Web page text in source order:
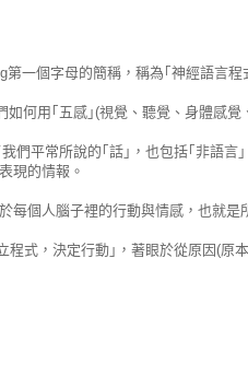
一個字母的簡稱，稱為｢神經語言程
如何用｢五感｣(視覺、聽覺、身體感覺
們平常所說的｢話｣，也包括｢非語言
現的情報。
每個人腦子裡的行動與情感，也就是
程式，決定行動｣，著眼於從原因(原